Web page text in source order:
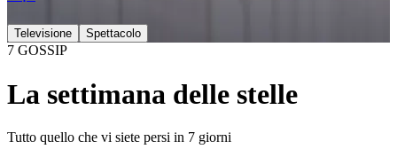
Televisione Spettacolo
7 GOSSIP
La settimana delle stelle
Tutto quello che vi siete persi in 7 giorni